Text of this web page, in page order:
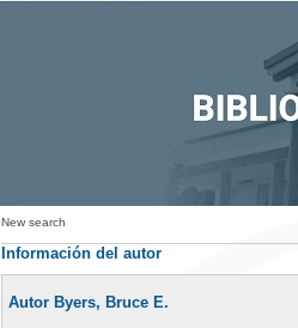
New search
Información del autor
Autor Byers, Bruce E.